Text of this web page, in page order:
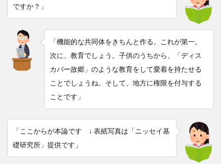
ですか？」
「機能的な共同体をきちんと作る。これが第一。
次に、教育でしょう。子供のうちから、「ディス
カバー故郷」のような教育をして愛着を持たせる
ことでしょうね。そして、地方に権限を付与する
ことです」
「ここからが本論です ↓ 表紙写真は「ニッセイ基
礎研究所」提供です」